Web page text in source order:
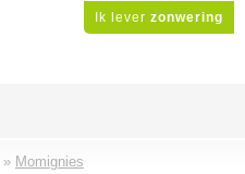
Ik lever zonwering
» Momignies